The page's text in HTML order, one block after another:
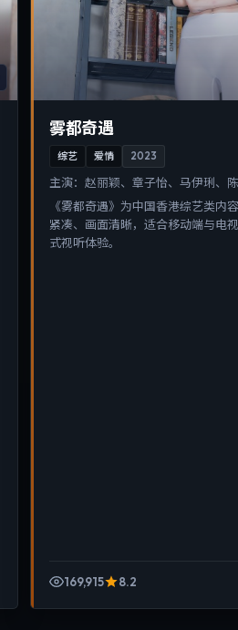
雾都奇遇
综艺 爱情 2023
主演：赵丽颖、章子怡、马伊琍、
《雾都奇遇》为中国香港综艺类内
紧凑、画面清晰，适合移动端与电
式视听体验。
169,915 8.2